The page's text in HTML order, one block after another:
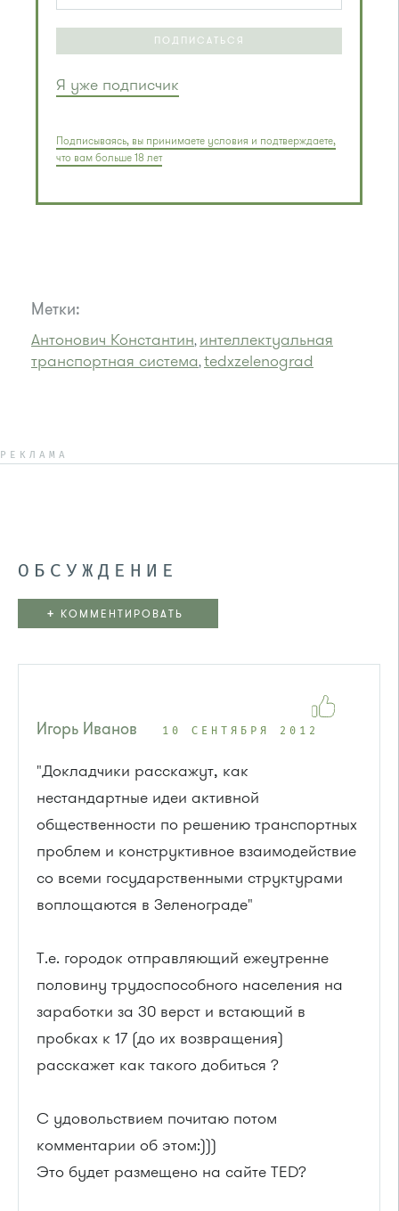
ПОДПИСАТЬСЯ
Я уже подписчик
Подписываясь, вы принимаете условия и подтверждаете,
что вам больше 18 лет
Метки:
Антонович Константин, интеллектуальная
транспортная система,tedxzelenograd
РЕКЛАМА
ОБСУЖДЕНИЕ
+ КОММЕНТИРОВАТЬ
Игорь Иванов 10 СЕНТЯБРЯ 2012
"Докладчики расскажут, как
нестандартные идеи активной
общественности по решению транспортных
проблем и конструктивное взаимодействие
со всеми государственными структурами
воплощаются в Зеленограде"
Т.е. городок отправляющий ежеутренне
половину трудоспособного населения на
заработки за 30 верст и встающий в
пробках к 17 (до их возвращения)
расскажет как такого добиться ?
С удовольствием почитаю потом
комментарии об этом:)))
Это будет размещено на сайте TED?